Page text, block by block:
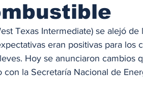
Texas Intermediate) se alejó de
eran positivas para los
Hoy se anunciaron cambios
la Secretaría Nacional de